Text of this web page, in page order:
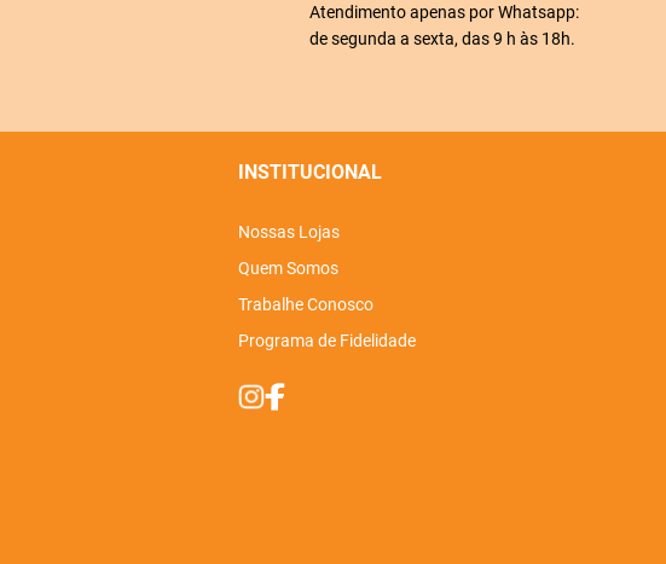
Atendimento apenas por Whatsapp:
de segunda a sexta, das 9 h às 18h.
INSTITUCIONAL
Nossas Lojas
Quem Somos
Trabalhe Conosco
Programa de Fidelidade